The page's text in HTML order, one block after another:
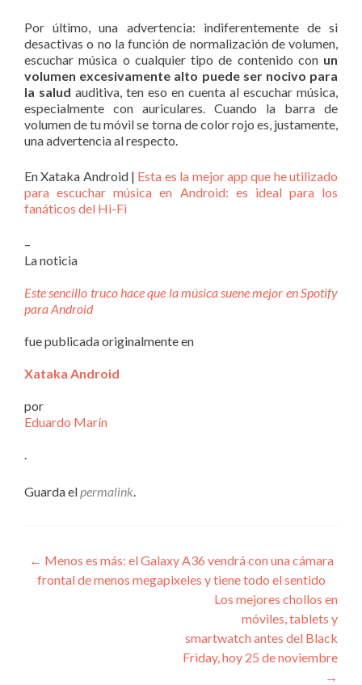
Por último, una advertencia: indiferentemente de si
desactivas o no la función de normalización de volumen,
escuchar música o cualquier tipo de contenido conun
volumen excesivamente alto puede ser nocivo para
la salud auditiva, ten eso en cuenta al escuchar música,
especialmente con auriculares. Cuando la barra de
volumen de tu móvil se torna de color rojo es, justamente,
una advertencia al respecto.
En Xataka Android | Esta es la mejor app que he utilizado
para escuchar música en Android: es ideal para los
fanáticos del Hi-Fi
–
La noticia
Este sencillo truco hace que la música suene mejor en Spotify
para Android
fue publicada originalmente en
Xataka Android
por
Eduardo Marín
Guarda el permalink
Navegación
de
← Menos es más: el Galaxy A36 vendrá con una cámara
frontal de menos megapixeles y tiene todo el sentido
Los mejores chollos en
móviles, tablets y
smartwatch antes del Black
Friday, hoy 25 de noviembre
→